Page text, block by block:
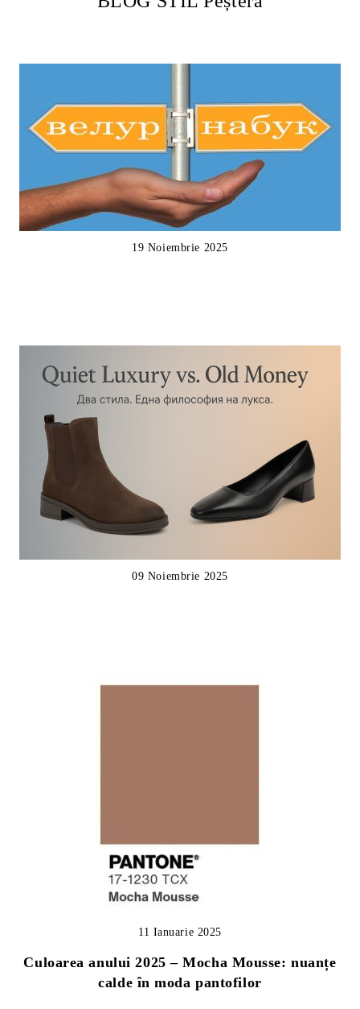
19 Noiembrie 2025
09 Noiembrie 2025
Culoarea anului 2025 – Mocha Mousse: nuanțe
calde în moda pantofilor
11 Ianuarie 2025